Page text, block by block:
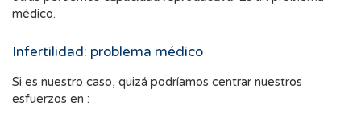
médico.
Infertilidad: problema médico
Si es nuestro caso, quizá podríamos centrar nuestros
esfuerzos en :